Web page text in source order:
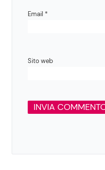
Email *
Sito web